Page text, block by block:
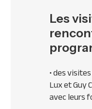
Les
• des
Lux et Guy
avec leurs